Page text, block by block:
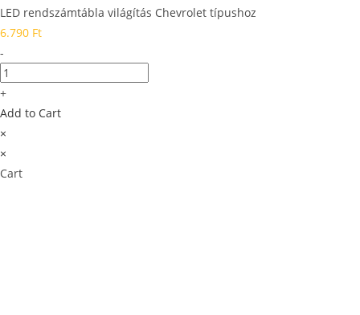
LED rendszámtábla világítás Chevrolet típushoz
6.790 Ft
-
+
Add to Cart
×
×
Cart